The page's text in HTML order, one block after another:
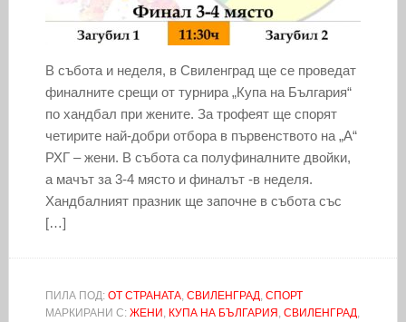
В събота и неделя, в Свиленград ще се проведат
финалните срещи от турнира „Купа на България“
по хандбал при жените. За трофеят ще спорят
четирите най-добри отбора в първенството на „А“
РХГ – жени. В събота са полуфиналните двойки,
а мачът за 3-4 място и финалът -в неделя.
Хандбалният празник ще започне в събота със
[…]
ПИЛА ПОД: ОТ СТРАНАТА, СВИЛЕНГРАД, СПОРТ
МАРКИРАНИ С: ЖЕНИ , КУПА НА БЪЛГАРИЯ , СВИЛЕНГРАД,